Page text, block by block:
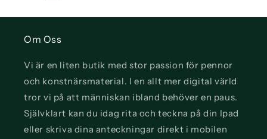
Om Oss
Vi är en liten butik med stor passion för pennor
och konstnärsmaterial. I en allt mer digital värld
tror vi på att människan ibland behöver en paus.
Självklart kan du idag rita och teckna på din Ipad
eller skriva dina anteckningar direkt i mobilen